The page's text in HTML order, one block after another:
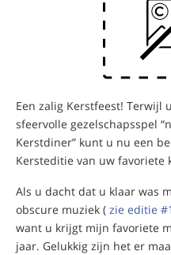
Een zalig Kerstfeest! Terwijl
sfeervolle gezelschapsspel
Kerstdiner” kunt u nu een
Kersteditie van uw favoriete
Als u dacht dat u klaar was
obscure muziek ( zie editie
want u krijgt mijn favoriete
jaar. Gelukkig zijn het er